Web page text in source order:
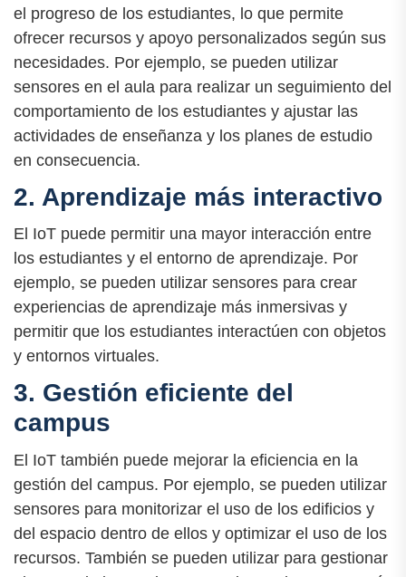
el progreso de los estudiantes, lo que permite
ofrecer recursos y apoyo personalizados según sus
necesidades. Por ejemplo, se pueden utilizar
sensores en el aula para realizar un seguimiento del
comportamiento de los estudiantes y ajustar las
actividades de enseñanza y los planes de estudio
en consecuencia.
2. Aprendizaje más interactivo
El IoT puede permitir una mayor interacción entre
los estudiantes y el entorno de aprendizaje. Por
ejemplo, se pueden utilizar sensores para crear
experiencias de aprendizaje más inmersivas y
permitir que los estudiantes interactúen con objetos
y entornos virtuales.
3. Gestión eficiente del
campus
El IoT también puede mejorar la eficiencia en la
gestión del campus. Por ejemplo, se pueden utilizar
sensores para monitorizar el uso de los edificios y
del espacio dentro de ellos y optimizar el uso de los
recursos. También se pueden utilizar para gestionar